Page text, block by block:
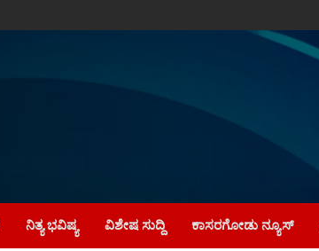
ನಿತ್ಯ ಭವಿಷ್ಯ ವಿಶೇಷ ಸುದ್ದಿ ಕಾಸರಗೋಡು ನ್ಯೂಸ್